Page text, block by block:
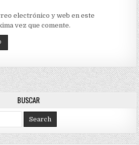
electrónico y web en este
vez que comente.
BUSCAR